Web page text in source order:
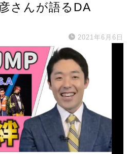
さんが語るDA
2021年6月6日